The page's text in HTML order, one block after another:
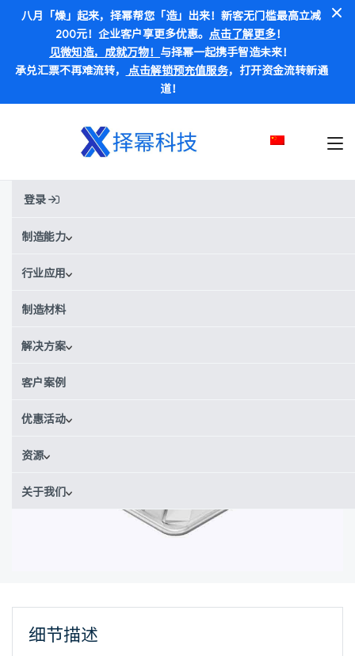
八月「燥」起来，择幂帮您「造」出来！新客无门槛最高立减
200元！企业客户享更多优惠。 点击了解更多！
见微知造，成就万物！ 与择幂一起携手智造未来！
承兑汇票不再难流转， 点击解锁预充值服务，打开资金流转新通
道！
登录
制造能力
行业应用
制造材料
解决方案
客户案例
优惠活动
资源
关于我们
首页材料PPE-PS
PPE-PS
别称:PPE-PS / 聚苯醚-聚苯乙烯
价格范围：
获取实时报价
细节描述